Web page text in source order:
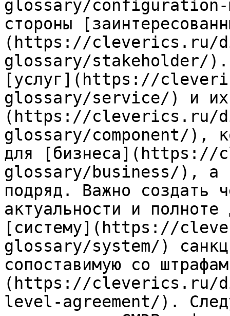
glossary/configuration-
стороны
(https://cleverics.ru/
glossary/stakeholder/).
[услуг](https://
glossary/service/) и их
(https://cleverics.ru/
glossary/component/),
для
glossary/business/), а
подряд. Важно создать
актуальности и
[систему](https://
glossary/system/)
сопоставимую со
(https://cleverics.ru/
level-agreement/).